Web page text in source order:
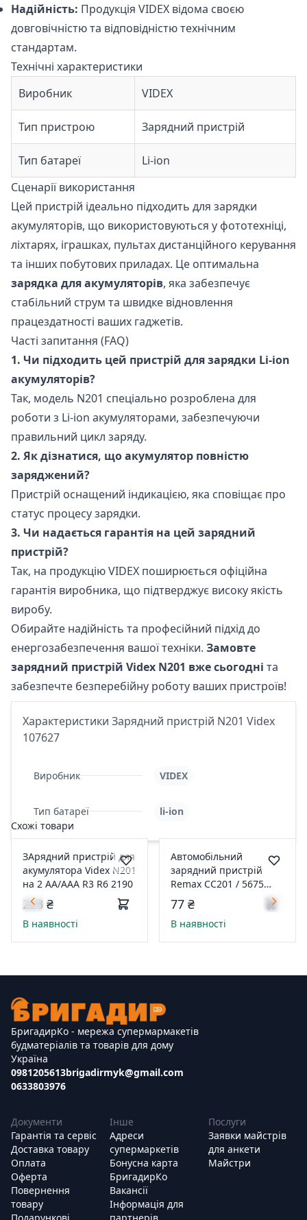
Надійність: Продукція VIDEX відома своєю
довговічністю та відповідністю технічним
стандартам.
Технічні характеристики
Виробник
VIDEX
Тип пристрою Зарядний пристрій
Тип батареї
Li-ion
Сценарії використання
Цей пристрій ідеально підходить для зарядки
акумуляторів, що використовуються у фототехніці,
ліхтарях, іграшках, пультах дистанційного керування
та інших побутових приладах. Це оптимальна
зарядка для акумуляторів, яка забезпечує
стабільний струм та швидке відновлення
працездатності ваших гаджетів.
Часті запитання (FAQ)
1. Чи підходить цей пристрій для зарядки Li-ion
акумуляторів?
Так, модель N201 спеціально розроблена для
роботи з Li-ion акумуляторами, забезпечуючи
правильний цикл заряду.
2. Як дізнатися, що акумулятор повністю
заряджений?
Пристрій оснащений індикацією, яка сповіщає про
статус процесу зарядки.
3. Чи надається гарантія на цей зарядний
пристрій?
Так, на продукцію VIDEX поширюється офіційна
гарантія виробника, що підтверджує високу якість
виробу.
Обирайте надійність та професійний підхід до
енергозабезпечення вашої техніки. Замовте
зарядний пристрій Videx N201 вже сьогодні та
забезпечте безперебійну роботу ваших пристроїв!
Характеристики Зарядний пристрій N201 Videx
107627
Виробник VIDEX
Тип батареї
li-ion
Схожі товари
ЗАрядний пристрій для
акумулятора Videx N201
на 2 AA/AAA R3 R6 2190
223 ₴
В наявності
Автомобільний
зарядний пристрій
Remax CC201 / 5675
7690
77 ₴
В наявності
БригадирКо - мережа супермармакетів
будматеріалів та товарів для дому
Україна
0981205613
0633803976
brigadirmyk@gmail.com
Документи
Гарантія та сервіс
Доставка товару
Оплата
Оферта
Повернення
товару
Інше
Адреси
супермаркетів
Бонусна карта
БригадирКо
Вакансії
Інформація для
Послуги
Заявки майстрів
для анкети
Майстри